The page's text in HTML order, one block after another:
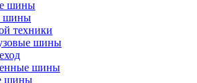
шины
шины
техники
шины
шины
шины